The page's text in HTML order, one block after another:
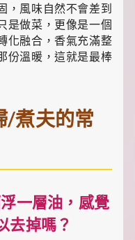
，風味自然不會差到
是做菜，更像是一個
化融合，香氣充滿整
份溫暖，這就是最棒
/煮夫的常
一層油，感覺
去掉嗎？